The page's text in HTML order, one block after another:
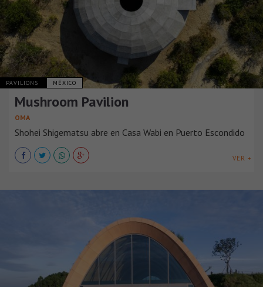
PAVILIONS MÉXICO
Mushroom Pavilion
OMA
Shohei Shigematsu abre en Casa Wabi en Puerto Escondido
VER +